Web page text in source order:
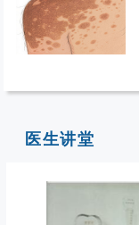
医生讲堂